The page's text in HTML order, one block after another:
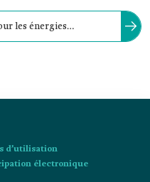
les énergies
d’utilisation
électronique